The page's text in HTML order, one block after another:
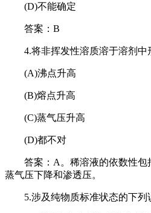
(D)不能确定
答案：B
4.将非挥发性溶质溶于溶剂中
(A)沸点升高
(B)熔点升高
(C)蒸气压升高
(D)都不对
答案：A。稀溶液的依数性包
蒸气压下降和渗透压。
5.涉及纯物质标准状态的下列